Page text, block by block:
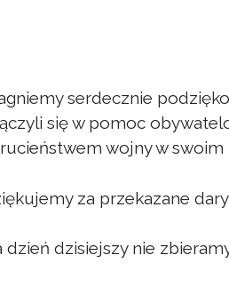
serdecznie
się w pomoc
wojny w swoim
za przekazane
dzień dzisiejszy nie